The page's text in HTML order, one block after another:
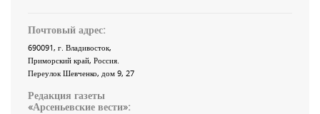
Почтовый адрес:
690091, г. Владивосток,
Приморский край, Россия
Переулок Шевченко, дом 9, 27
Редакция газеты
«Арсеньевские вести»: